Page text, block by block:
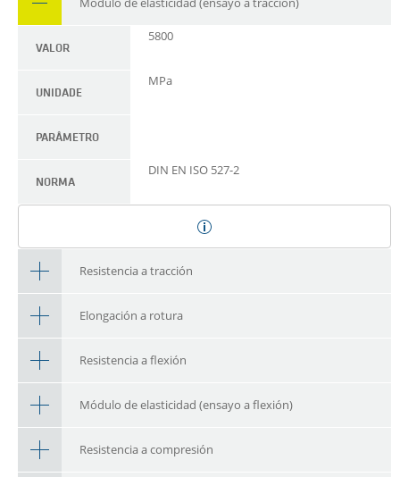
VALOR
5800
UNIDADE
MPa
PARÂMETRO
NORMA
DIN EN ISO 527-2
Resistencia a tracción
Elongación a rotura
Resistencia a flexión
Módulo de elasticidad (ensayo a flexión)
Resistencia a compresión